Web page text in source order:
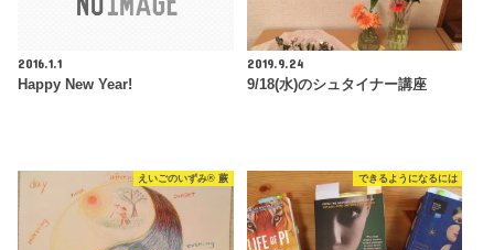
2016.1.1
Happy New Year!
2019.9.24
9/18(水)のシュタイナー講座
えいごのいずみ® 蕨 できるようになるには